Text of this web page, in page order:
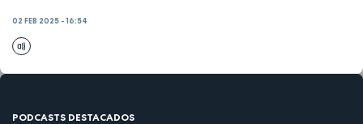
02 FEB 2025 - 16:54
PODCASTS DESTACADOS